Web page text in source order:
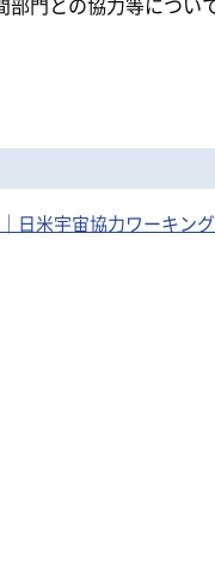
日米宇宙協力ワーキン